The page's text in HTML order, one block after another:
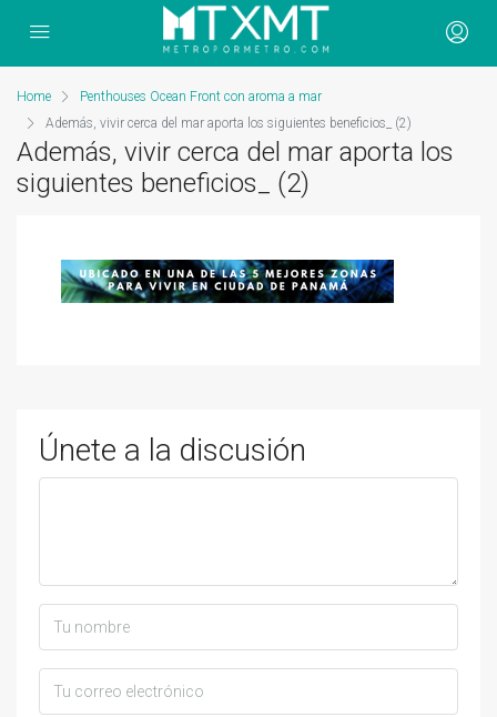
Home
Penthouses Ocean Front con aroma a mar
Además, vivir cerca del mar aporta los siguientes beneficios_ (2)
Además, vivir cerca del mar aporta los
siguientes beneficios_ (2)
Únete a la discusión